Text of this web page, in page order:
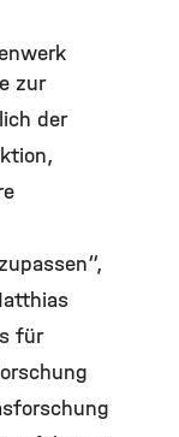
zur
der
für